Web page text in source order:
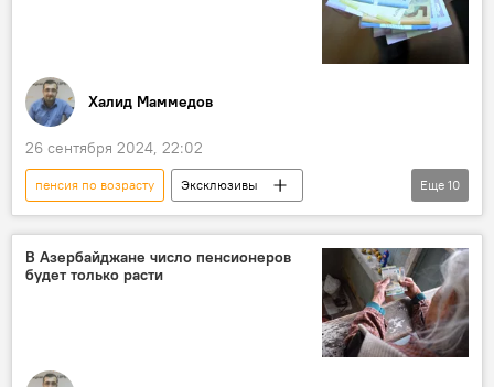
Халид Маммедов
26 сентября 2024, 22:02
пенсия по возрасту
Эксклюзивы
Азербайджан
Общество
Министерство труда и социальной защиты населения (МТСЗН) АР
Размер социальных пособий
Милли Меджлис
Еще 10
В Азербайджане число пенсионеров
будет только расти